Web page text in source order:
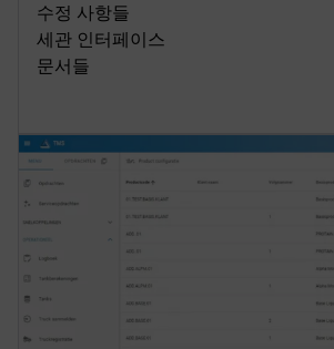
수정 사항들
세관 인터페이스
문서들